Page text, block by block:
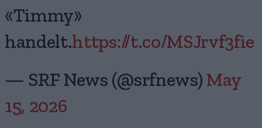
«Timmy»
handelt.https://t.co/MSJrvf3fie
— SRF News (@srfnews) May
15, 2026